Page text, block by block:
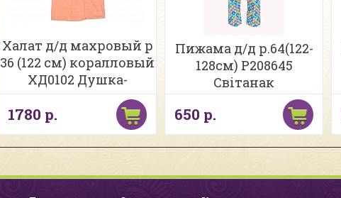
Халат д/д махровый р
36 (122 см) коралловый
ХД0102 Душка-
махрушка
1780 р.
Пижама д/д р.64(122-
128см) Р208645
Свiтанак
650 р.